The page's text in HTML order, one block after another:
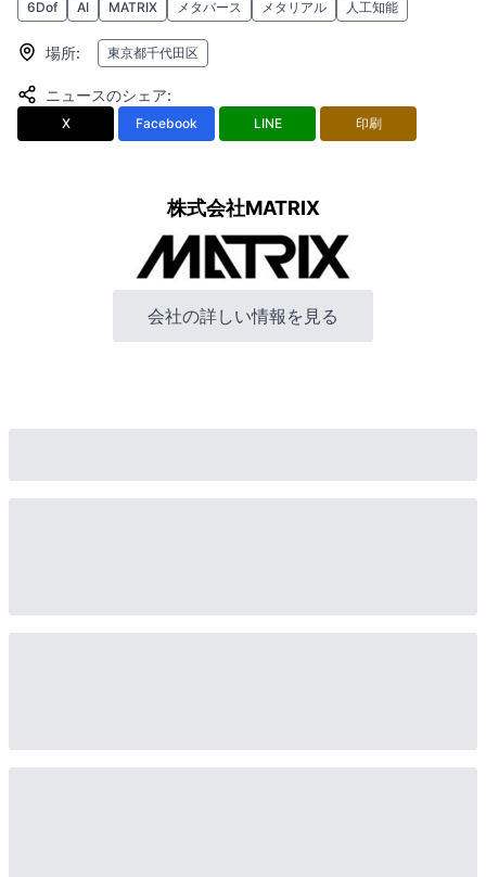
6Dof AI MATRIX メタバース メタリアル 人工知能
場所: 東京都千代田区
ニュースのシェア:
X Facebook LINE 印刷
株式会社MATRIX
会社の詳しい情報を見る